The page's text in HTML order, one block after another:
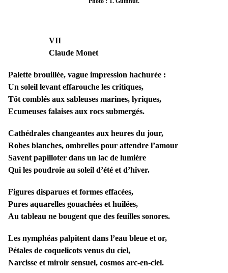
VII
Claude Monet
Palette brouillée, vague impression hachurée :
Un soleil levant effarouche les critiques,
Tôt comblés aux sableuses marines, lyriques,
Ecumeuses falaises aux rocs submergés.
Cathédrales changeantes aux heures du jour,
Robes blanches, ombrelles pour attendre l’amour
Savent papilloter dans un lac de lumière
Qui les poudroie au soleil d’été et d’hiver.
Figures disparues et formes effacées,
Pures aquarelles gouachées et huilées,
Au tableau ne bougent que des feuilles sonores.
Les nymphéas palpitent dans l’eau bleue et or,
Pétales de coquelicots venus du ciel,
Narcisse et miroir sensuel, cosmos arc-en-ciel.